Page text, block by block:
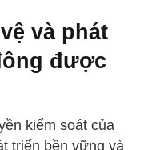
và phát
được
kiểm soát của
triển bền vững và